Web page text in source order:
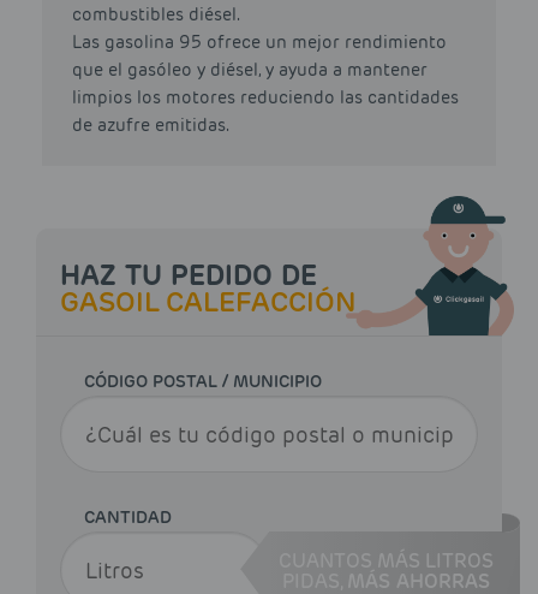
combustibles diésel.
Las gasolina 95 ofrece un mejor rendimiento
que el gasóleo y diésel, y ayuda a mantener
limpios los motores reduciendo las cantidades
de azufre emitidas.
HAZ TU PEDIDO DE
GASOIL CALEFACCIÓN
CÓDIGO POSTAL / MUNICIPIO
CANTIDAD
CUANTOS MÁS LITROS
MÁS AHORRAS